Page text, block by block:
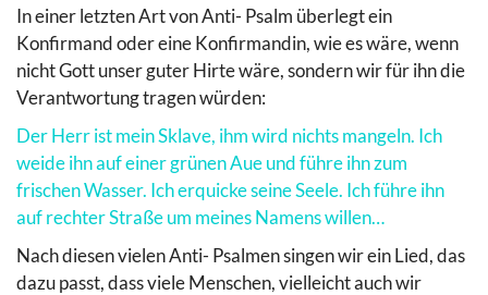
In einer letzten Art von Anti- Psalm überlegt ein
Konfirmand oder eine Konfirmandin, wie es wäre, wenn
nicht Gott unser guter Hirte wäre, sondern wir für ihn die
Verantwortung tragen würden:
Der Herr ist mein Sklave, ihm wird nichts mangeln. Ich
weide ihn auf einer grünen Aue und führe ihn zum
frischen Wasser. Ich erquicke seine Seele. Ich führe ihn
auf rechter Straße um meines Namens willen…
Nach diesen vielen Anti- Psalmen singen wir ein Lied, das
dazu passt, dass viele Menschen, vielleicht auch wir